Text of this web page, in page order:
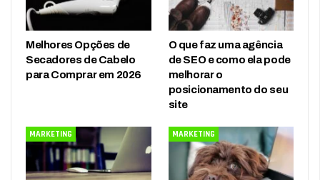
Melhores Opções de
Secadores de Cabelo
para Comprar em 2026
O que faz uma agência
de SEO e como ela pode
melhorar o
posicionamento do seu
site
MARKETING MARKETING